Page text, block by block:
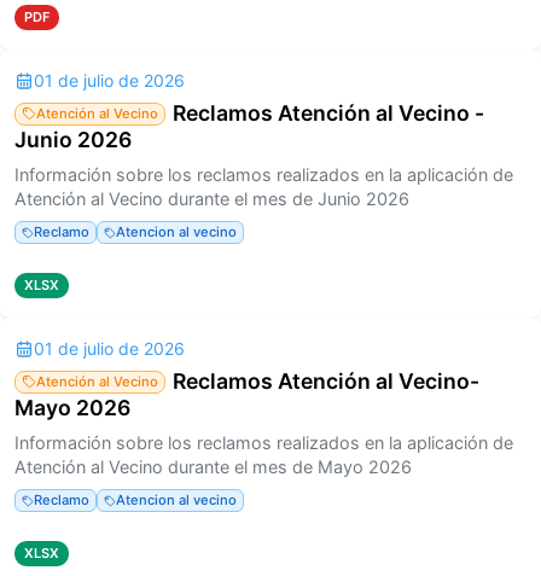
PDF
01 de julio de 2026
Atención al Vecino
Reclamos Atención al Vecino -
Junio 2026
Información sobre los reclamos realizados en la aplicación de
Atención al Vecino durante el mes de Junio 2026
Reclamo Atencion al vecino
XLSX
01 de julio de 2026
Atención al Vecino
Reclamos Atención al Vecino-
Mayo 2026
Información sobre los reclamos realizados en la aplicación de
Atención al Vecino durante el mes de Mayo 2026
Reclamo Atencion al vecino
XLSX